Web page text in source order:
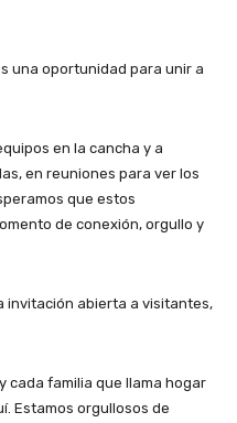
una oportunidad para unir a
en la cancha y a
en reuniones para ver los
que estos
de conexión, orgullo y
invitación abierta a visitantes,
cada familia que llama hogar
Estamos orgullosos de